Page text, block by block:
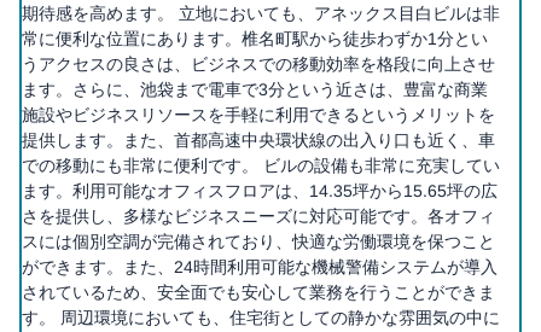
期待感を高めます。 立地においても、アネックス目白ビルは非
常に便利な位置にあります。椎名町駅から徒歩わずか1分とい
うアクセスの良さは、ビジネスでの移動効率を格段に向上させ
ます。さらに、池袋まで電車で3分という近さは、豊富な商業
施設やビジネスリソースを手軽に利用できるというメリットを
提供します。また、首都高速中央環状線の出入り口も近く、車
での移動にも非常に便利です。 ビルの設備も非常に充実してい
ます。利用可能なオフィスフロアは、14.35坪から15.65坪の広
さを提供し、多様なビジネスニーズに対応可能です。各オフィ
スには個別空調が完備されており、快適な労働環境を保つこと
ができます。また、24時間利用可能な機械警備システムが導入
されているため、安全面でも安心して業務を行うことができま
す。 周辺環境においても、住宅街としての静かな雰囲気の中に